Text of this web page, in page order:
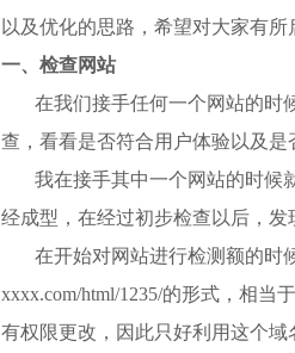
以及优化的思路，希望对大家有所
一、检查网站
在我们接手任何一个网站的时
查，看看是否符合用户体验以及是
我在接手其中一个网站的时候
经成型，在经过初步检查以后，发
在开始对网站进行检测额的时
xxxx.com/html/1235/的形式，相
有权限更改，因此只好利用这个域